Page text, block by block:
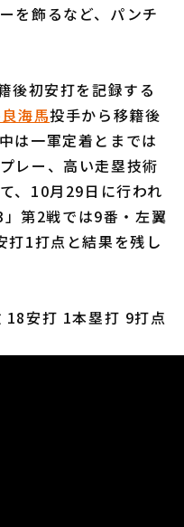
ライバシーポリシー
くある質問
を飾るなど、パンチ
後初安打を記録する
海馬投手から移籍後
は一軍定着とまでは
レー、高い走塁技術
、10月29日に行われ
第2戦では9番・左翼
打1打点と結果を残し
安打 1本塁打 9打点